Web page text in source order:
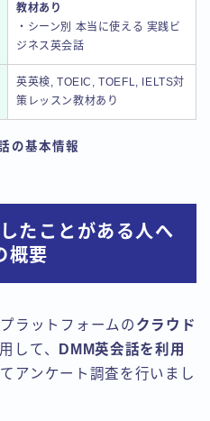
教材あり
・シーン別 本当に使える 実践ビ
ジネス英会話
英英検, TOEIC, TOEFL, IELTS対
策レッスン教材あり
の基本情報
たことがある人へ
概要
ラットフォームの クラウド
して、
DMM英会話を利用
アンケート調査を行いまし